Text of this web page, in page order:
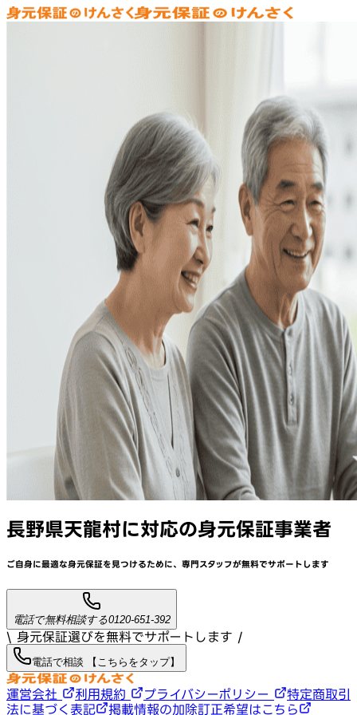
長野県天龍村に対応の身元保証事業者
ご自身に最適な身元保証を見つけるために、 専門スタッフが無料でサポートします
電話で無料相談する0120-651-392
\ 身元保証選びを無料でサポートします /
電話で相談 【こちらをタップ】
運営会社 利用規約 プライバシーポリシー
特定商取引
法に基づく表記
掲載情報の加除訂正希望はこちら